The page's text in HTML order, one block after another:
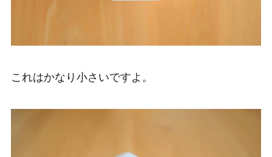
これはかなり小さいですよ。